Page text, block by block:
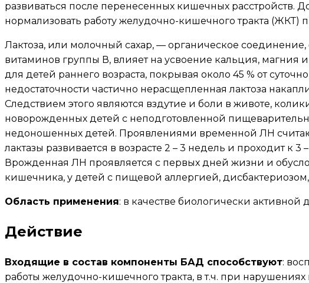
развиваться после перенесенных кишечных
нормализовать работу желудочно-кишечного тракта
Лактоза, или молочный сахар, — органическое
витаминов группы В, влияет на усвоение кальция, магния
для детей раннего возраста, покрывая около 45 % от
недостаточности частично нерасщепленная лактоза
Следствием этого являются вздутие и боли в животе,
новорожденных детей с неподготовленной
недоношенных детей. Проявлениями временной ЛН
лактазы развивается в возрасте 2 – 3 недель и проходит
Врожденная ЛН проявляется с первых дней жизни и
кишечника, у детей с пищевой аллергией,
Область применения: в качестве биологически
Действие
Входящие в состав компоненты БАД способствуют:
работы желудочно-кишечного тракта, в т.ч. при